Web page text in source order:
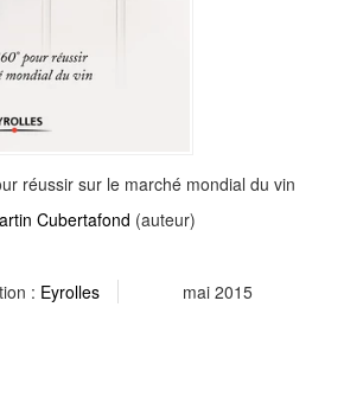
réussir sur le marché mondial du vin
Cubertafond (auteur)
: Eyrolles mai 2015